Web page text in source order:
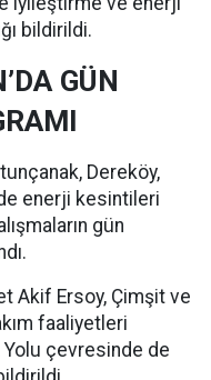
bildirildi.
GÜN
Dereköy,
enerji kesintileri
gün
Akif Ersoy, Çimşit ve
faaliyetleri
çevresinde de